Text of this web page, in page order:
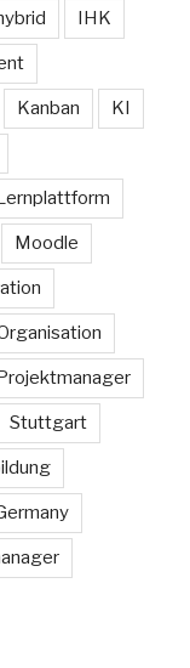
IHK
Kanban KI
Moodle
Stuttgart